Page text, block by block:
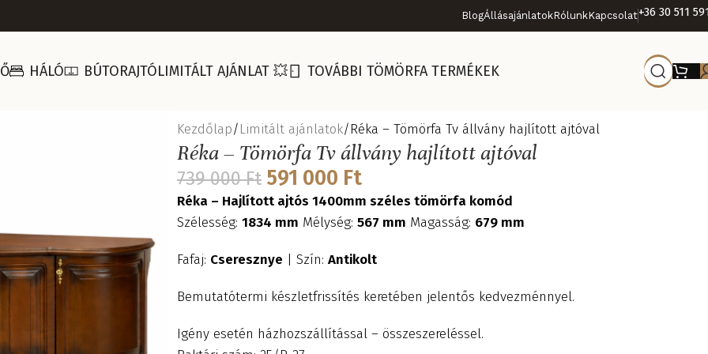
BlogÁllásajánlatokRólunkKapcsolat+36 30 511
HÁLÓ BÚTORAJTÓLIMITÁLT AJÁNLAT 💥 TOVÁBBI TÖMÖRFA TERMÉKEK
Kezdőlap Limitált ajánlatok Réka – Tömörfa Tv állvány hajlított ajtóval
Réka – Tömörfa Tv állvány hajlított ajtóval
739 000Ft 591 000 Ft
Réka – Hajlított ajtós 1400mm széles tömörfa komód
Szélesség: 1834 mm Mélység: 567 mm Magasság: 679 mm
Fafaj: Cseresznye | Szín: Antikolt
Bemutatótermi készletfrissítés keretében jelentős kedvezménnyel.
Igény esetén házhozszállítással – összeszereléssel.